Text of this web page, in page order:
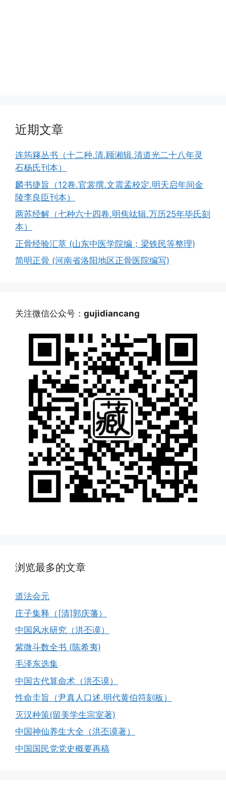
近期文章
连筠簃丛书（十二种.清.顾湘辑.清道光二十八年灵
石杨氏刊本）
麟书捷旨（12卷.官裳撰.文震孟校定.明天启年间金
陵李良臣刊本）
两苏经解（七种六十四卷.明焦竑辑.万历25年毕氏刻
本）
正骨经验汇萃 (山东中医学院编；梁铁民等整理)
简明正骨 (河南省洛阳地区正骨医院编写)
关注微信公众号： gujidiancang
浏览最多的文章
道法会元
庄子集释（[清]郭庆藩）
中国风水研究（洪丕谟）
紫微斗数全书 (陈希夷)
毛泽东选集
中国古代算命术（洪丕谟）
性命圭旨（尹真人口述.明代黄伯符刻板）
灭汉种策(留美学生宗室著)
中国神仙养生大全（洪丕谟著）
中国国民党党史概要再稿